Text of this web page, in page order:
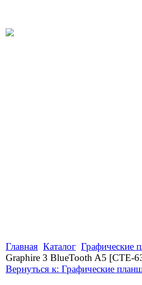
Главная Каталог Графические
Graphire 3 BlueTooth A5 [CTE-
Вернуться к: Графические